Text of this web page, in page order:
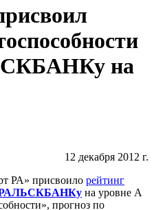
на
12 декабря 2012 г.
РА» присвоило рейтинг
на уровне А
прогноз по